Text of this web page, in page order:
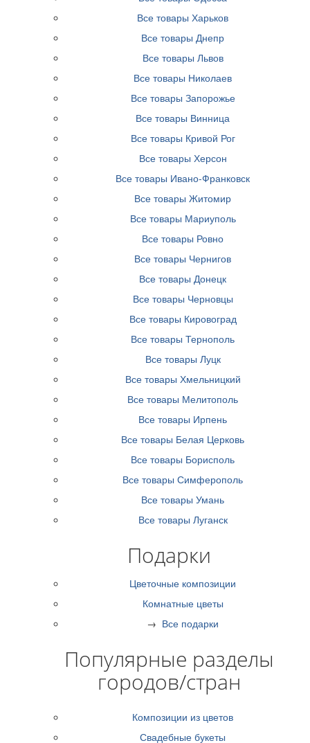
Все товары Харьков
Все товары Днепр
Все товары Львов
Все товары Николаев
Все товары Запорожье
Все товары Винница
Все товары Кривой Рог
Все товары Херсон
Все товары Ивано-Франковск
Все товары Житомир
Все товары Мариуполь
Все товары Ровно
Все товары Чернигов
Все товары Донецк
Все товары Черновцы
Все товары Кировоград
Все товары Тернополь
Все товары Луцк
Все товары Хмельницкий
Все товары Мелитополь
Все товары Ирпень
Все товары Белая Церковь
Все товары Борисполь
Все товары Симферополь
Все товары Умань
Все товары Луганск
Подарки
Цветочные композиции
Комнатные цветы
→ Все подарки
Популярные разделы
городов/стран
Композиции из цветов
Свадебные букеты